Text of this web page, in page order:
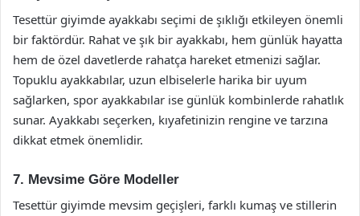
Tesettür giyimde ayakkabı seçimi de şıklığı etkileyen önemli
bir faktördür. Rahat ve şık bir ayakkabı, hem günlük hayatta
hem de özel davetlerde rahatça hareket etmenizi sağlar.
Topuklu ayakkabılar, uzun elbiselerle harika bir uyum
sağlarken, spor ayakkabılar ise günlük kombinlerde rahatlık
sunar. Ayakkabı seçerken, kıyafetinizin rengine ve tarzına
dikkat etmek önemlidir.
7. Mevsime Göre Modeller
Tesettür giyimde mevsim geçişleri, farklı kumaş ve stillerin